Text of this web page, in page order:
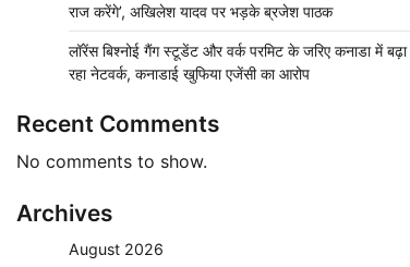
राज करेंगे’, अखिलेश यादव पर भड़के ब्रजेश पाठक
लॉरेंस बिश्नोई गैंग स्टूडेंट और वर्क परमिट के जरिए कनाडा में बढ़ा
रहा नेटवर्क, कनाडाई खुफिया एजेंसी का आरोप
Recent Comments
No comments to show.
Archives
August 2026